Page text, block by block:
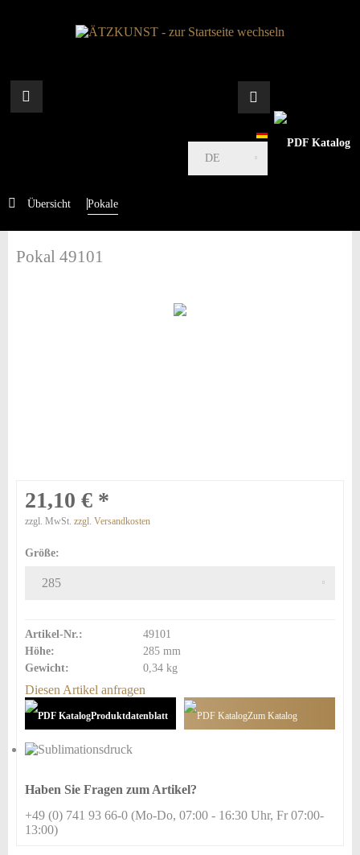
Übersicht Pokale
Pokal 49101
21,10 € *
zzgl. MwSt. zzgl. Versandkosten
Größe:
Artikel-Nr.:
49101
Höhe:
285 mm
Gewicht:
0,34 kg
Diesen Artikel anfragen
Produktdatenblatt Zum Katalog
Haben Sie Fragen zum Artikel?
+49 (0) 741 93 66-0 (Mo-Do, 07:00 - 16:30 Uhr, Fr 07:00-
13:00)